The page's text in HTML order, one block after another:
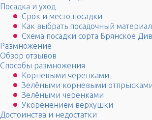
Посадка и уход
Срок и место посадки
Как выбрать посадочный материал
Схема посадки сорта Брянское
Размножение
Обзор отзывов
Способы размножения
Корневыми черенками
Зелёными корневыми
Зелёными черенками
Укоренением верхушки
Достоинства и недостатки